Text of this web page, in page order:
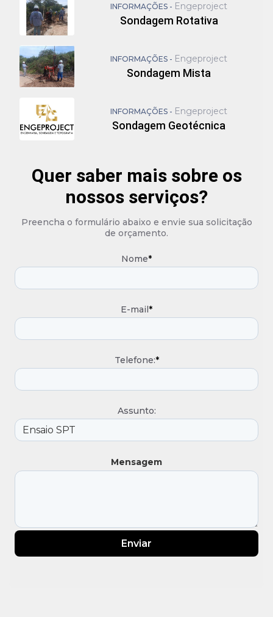
INFORMAÇÕES - Engeproject
Sondagem Rotativa
INFORMAÇÕES - Engeproject
Sondagem Mista
INFORMAÇÕES - Engeproject
Sondagem Geotécnica
Quer saber mais sobre os
nossos serviços?
Preencha o formulário abaixo e envie sua solicitação
de orçamento.
Nome*
E-mail*
Telefone:*
Assunto:
Mensagem
Enviar